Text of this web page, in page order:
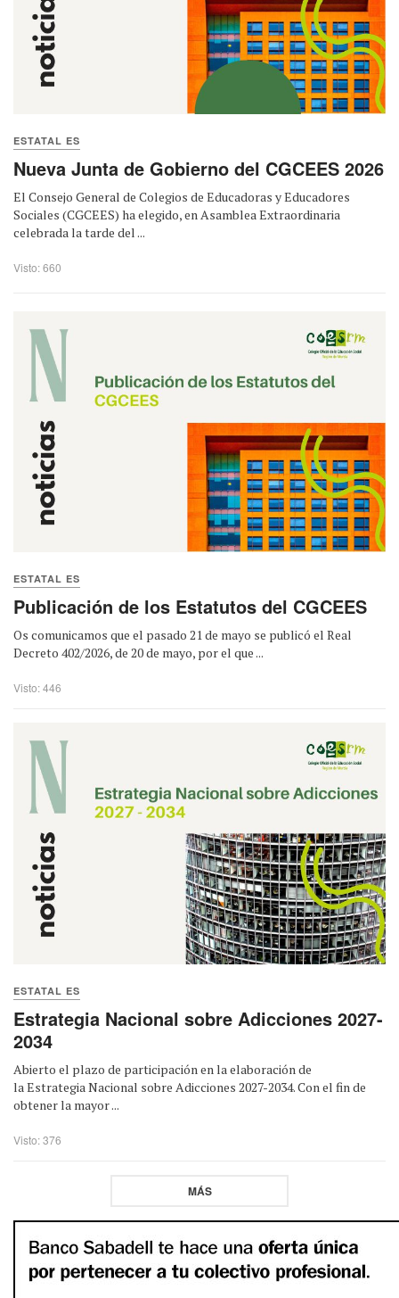
ESTATAL ES
Nueva Junta de Gobierno del CGCEES 2026
El Consejo General de Colegios de Educadoras y Educadores
Sociales (CGCEES) ha elegido, en Asamblea Extraordinaria
celebrada la tarde del ...
Visto: 660
ESTATAL ES
Publicación de los Estatutos del CGCEES
Os comunicamos que el pasado 21 de mayo se publicó el Real
Decreto 402/2026, de 20 de mayo, por el que ...
Visto: 446
ESTATAL ES
Estrategia Nacional sobre Adicciones 2027-
2034
Abierto el plazo de participación en la elaboración de
la Estrategia Nacional sobre Adicciones 2027-2034. Con el fin de
obtener la mayor ...
Visto: 376
MÁS